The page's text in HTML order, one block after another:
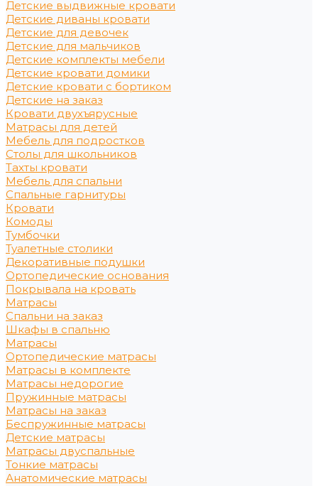
Детские выдвижные кровати
Детские диваны кровати
Детские для девочек
Детские для мальчиков
Детские комплекты мебели
Детские кровати домики
Детские кровати с бортиком
Детские на заказ
Кровати двухъярусные
Матрасы для детей
Мебель для подростков
Столы для школьников
Тахты кровати
Мебель для спальни
Спальные гарнитуры
Кровати
Комоды
Тумбочки
Туалетные столики
Декоративные подушки
Ортопедические основания
Покрывала на кровать
Матрасы
Спальни на заказ
Шкафы в спальню
Матрасы
Ортопедические матрасы
Матрасы в комплекте
Матрасы недорогие
Пружинные матрасы
Матрасы на заказ
Беспружинные матрасы
Детские матрасы
Матрасы двуспальные
Тонкие матрасы
Анатомические матрасы